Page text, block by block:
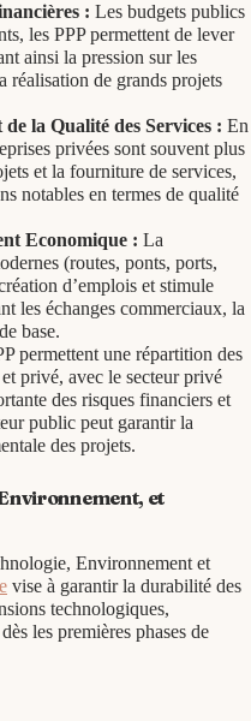
: Les budgets publics
les PPP permettent de lever
ainsi la pression sur les
réalisation de grands projets
la Qualité des Services : En
privées sont souvent plus
et la fourniture de services,
notables en termes de qualité
Economique : La
(routes, ponts, ports,
d’emplois et stimule
les échanges commerciaux, la
base.
permettent une répartition des
privé, avec le secteur privé
des risques financiers et
public peut garantir la
des projets.
et
Environnement et
vise à garantir la durabilité des
technologiques,
les premières phases de